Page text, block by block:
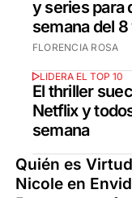
y series para
semana del
FLORENCIA ROSA
LIDERA EL TOP 10
El thriller
Netflix y
semana
Quién es
Nicole en